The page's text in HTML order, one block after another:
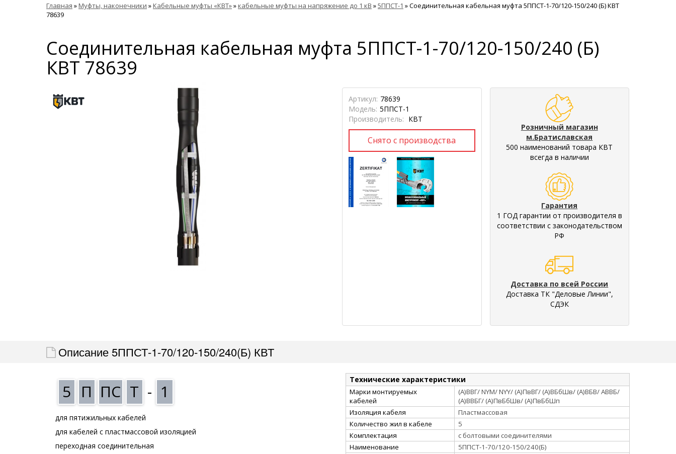
Главная »Муфты, наконечники »Кабельные муфты «КВТ»»кабельные муфты на напряжение до 1 кВ »5ППСТ-1 »Соединительная кабельная муфта 5ППСТ-1-70/120-150/240 (Б) КВТ
78639
Соединительная кабельная муфта 5ППСТ-1-70/120-150/240 (Б)
КВТ 78639
Артикул: 78639
Модель: 5ППСТ-1
Производитель: КВТ
Розничный магазин
м.Братиславская
500 наименований товара КВТ
всегда в наличии
Гарантия
1 ГОД гарантии от производителя в
соответствии с законодательством
РФ
Доставка по всей России
Доставка ТК "Деловые Линии",
СДЭК
Описание 5ППСТ-1-70/120-150/240(Б) КВТ
5 П ПС Т - 1
для пятижильных кабелей
для кабелей с пластмассовой изоляцией
переходная соединительная
Технические характеристики
Марки монтируемых
кабелей
(А)ВВГ/ NYM/ NYY/ (А)ПвВГ/ (А)ВБбШв/ (А)ВБВ/ АВВБ/
(А)ВВБГ/ (А)ПвБбШв/ (А)ПвБбШп
Изоляция кабеля
Пластмассовая
Количество жил в кабеле
5
Комплектация
с болтовыми соединителями
Наименование
5ППСТ-1-70/120-150/240(Б)